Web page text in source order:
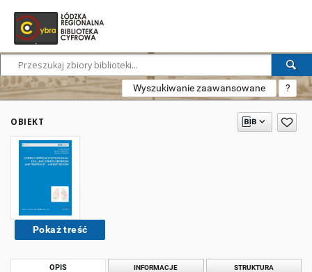
Wyszukiwanie zaawansowane ?
OBIEKT
Pokaż treść
OPIS INFORMACJE STRUKTURA